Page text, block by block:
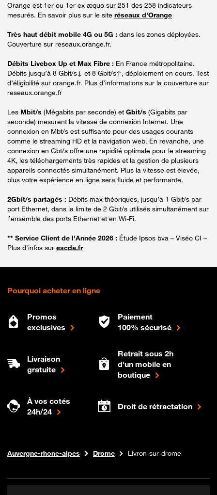
Orange est 1er ou 1er ex æquo sur 251 des 258 indicateurs
mesurés. En savoir plus sur le site réseaux d'Orange
Très haut débit mobile 4G ou 5G : dans les zones déployées.
Couverture sur reseaux.orange.fr.
Débits Livebox Up et Max Fibre : En France métropolitaine.
Débits jusqu’à 8 Gbit/s↓ et 8 Gbit/s↑, déploiement en cours. Test
d’éligibilité sur orange.fr. Plus d’informations sur la couverture sur
reseaux.orange.fr
Les Mbit/s (Mégabits par seconde) et Gbit/s (Gigabits par
seconde) mesurent la vitesse de connexion Internet. Une
connexion en Mbt/s est suffisante pour des usages courants
comme le streaming HD et la navigation web. En revanche, une
connexion en Gbt/s offre une rapidité optimale pour le streaming
4K, les téléchargements très rapides et la gestion de plusieurs
appareils connectés simultanément. Plus la vitesse est élevée,
plus votre expérience en ligne sera fluide et performante.
2Gbit/s partagés : Débits max théoriques, jusqu’à 1 Gbit/s par
port Ethernet, dans la limite de 2 Gbit/s utilisés simultanément sur
l’ensemble des ports Ethernet et en Wi-Fi.
** Service Client de l'Année 2026 : Étude Ipsos bva – Viséo CI –
Plus d'infos sur escda.fr
Pourquoi acheter en ligne
Promos
exclusives
Paiement
100% sécurisé
Livraison
gratuite
Retrait sous 2h
d'un mobile en
boutique
À vos cotés
24h/24
Droit de rétractation
Boutique Orange
Internet fibre
Auvergne-rhone-alpes Drome Livron-sur-drome